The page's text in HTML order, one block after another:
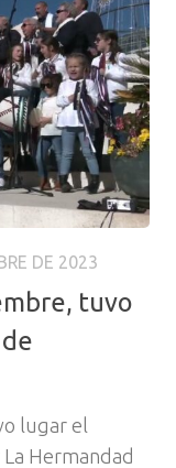
DE 2023
tuvo
lugar el
Hermandad